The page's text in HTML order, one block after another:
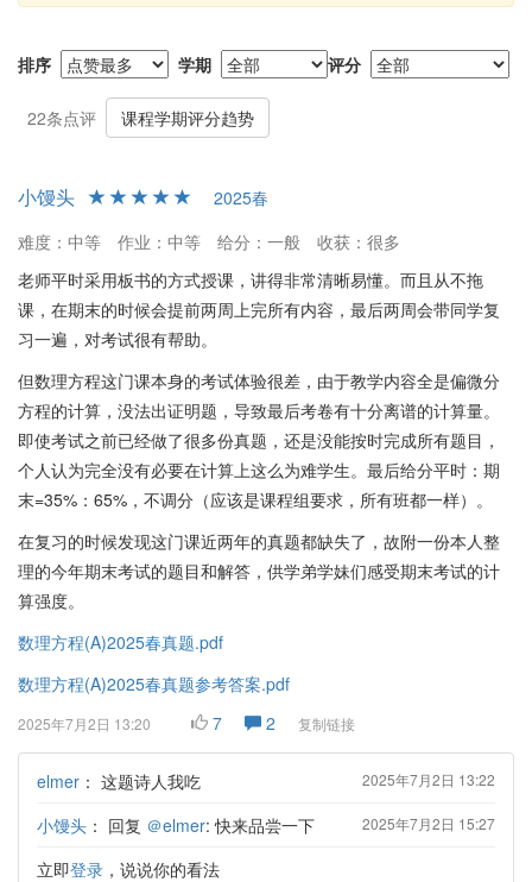
成平时作业并掌握真题练习，最终成绩会表现良好。尽量利用老师
对期末考试。
排序 学期 评分
22条点评 课程学期评分趋势
小馒头
2025春
难度：中等
作业：中等 给分：一般
收获：很多
老师平时采用板书的方式授课，讲得非常清晰易懂。而且从不拖
课，在期末的时候会提前两周上完所有内容，最后两周会带同学复
习一遍，对考试很有帮助。
但数理方程这门课本身的考试体验很差，由于教学内容全是偏微分
方程的计算，没法出证明题，导致最后考卷有十分离谱的计算量。
即使考试之前已经做了很多份真题，还是没能按时完成所有题目，
个人认为完全没有必要在计算上这么为难学生。最后给分平时：期
末=35%：65%，不调分（应该是课程组要求，所有班都一样）。
在复习的时候发现这门课近两年的真题都缺失了，故附一份本人整
理的今年期末考试的题目和解答，供学弟学妹们感受期末考试的计
算强度。
数理方程(A)2025春真题.pdf
数理方程(A)2025春真题参考答案.pdf
2025年7月2日 13:20 7 2 复制链接
elmer ： 这题诗人我吃 2025年7月2日 13:22
小馒头 ： 回复 ＠elmer: 快来品尝一下 2025年7月2日 15:27
立即登录 ，说说你的看法